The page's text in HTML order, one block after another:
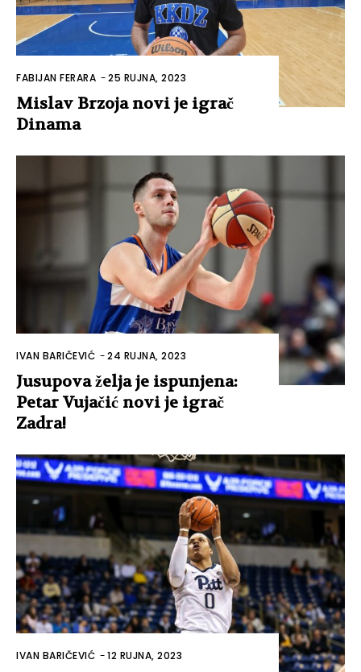
FABIJAN FERARA -25 RUJNA, 2023
Mislav Brzoja novi je igrač
Dinama
IVAN BARIČEVIĆ -24 RUJNA, 2023
Jusupova želja je ispunjena:
Petar Vujačić novi je igrač
Zadra!
IVAN BARIČEVIĆ -12 RUJNA, 2023